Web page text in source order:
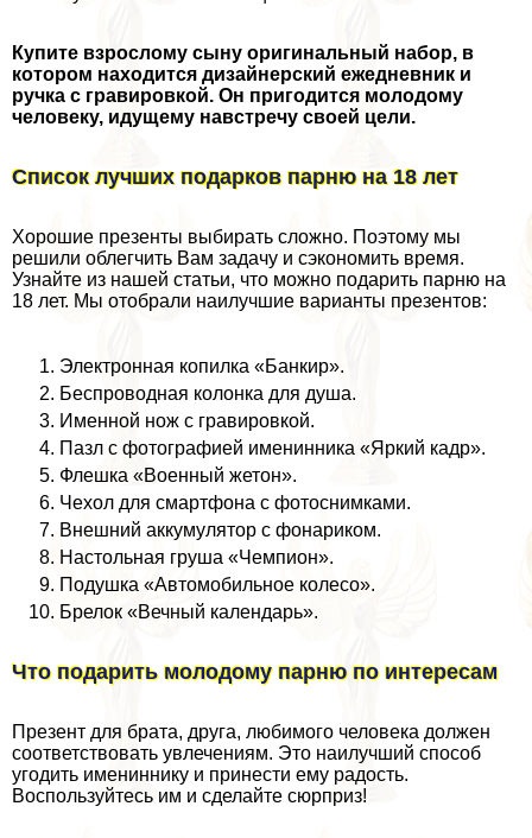
Купите взрослому сыну оригинальный набор, в
котором находится дизайнерский ежедневник и
ручка с гравировкой. Он пригодится молодому
человеку, идущему навстречу своей цели.
Список лучших подарков парню на 18 лет
Хорошие презенты выбирать сложно. Поэтому мы
решили облегчить Вам задачу и сэкономить время.
Узнайте из нашей статьи, что можно подарить парню на
18 лет. Мы отобрали наилучшие варианты презентов:
Электронная копилка «Банкир».
Беспроводная колонка для душа.
Именной нож с гравировкой.
Пазл с фотографией именинника «Яркий кадр».
Флешка «Военный жетон».
Чехол для смартфона с фотоснимками.
Внешний аккумулятор с фонариком.
Настольная груша «Чемпион».
Подушка «Автомобильное колесо».
Брелок «Вечный календарь».
Что подарить молодому парню по интересам
Презент для брата, друга, любимого человека должен
соответствовать увлечениям. Это наилучший способ
угодить имениннику и принести ему радость.
Воспользуйтесь им и сделайте сюрприз!